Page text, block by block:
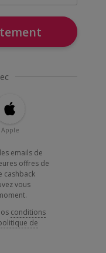
Apple
emails de
offres de
cashback
vous
conditions
de